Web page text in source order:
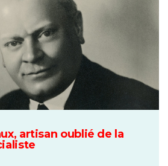
artisan oublié de la